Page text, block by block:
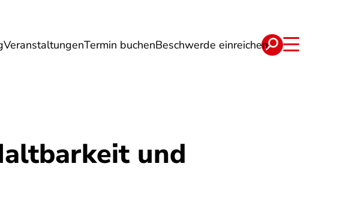
VeranstaltungenTermin buchenBeschwerde einreichen
Energie & Wohnen Lebensmittel & Ernährung
und